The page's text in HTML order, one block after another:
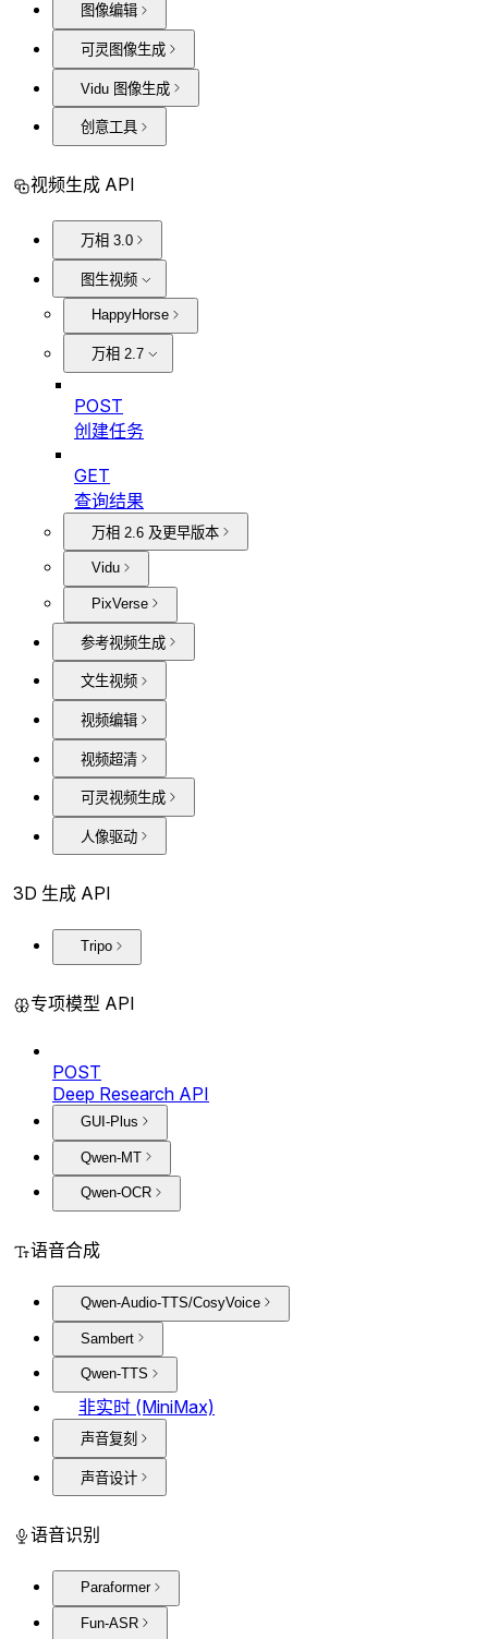
图像编辑
可灵图像生成
Vidu 图像生成
创意工具
视频生成 API
万相 3.0
图生视频
HappyHorse
万相 2.7
POST
创建任务
GET
查询结果
万相 2.6 及更早版本
Vidu
PixVerse
参考视频生成
文生视频
视频编辑
视频超清
可灵视频生成
人像驱动
3D 生成 API
Tripo
专项模型 API
POST
Deep Research API
GUI-Plus
Qwen-MT
Qwen-OCR
语音合成
Qwen-Audio-TTS/CosyVoice
Sambert
Qwen-TTS
非实时 (MiniMax)
声音复刻
声音设计
语音识别
Paraformer
Fun-ASR